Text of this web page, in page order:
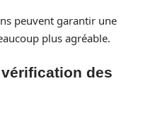
peuvent garantir une
plus agréable.
des